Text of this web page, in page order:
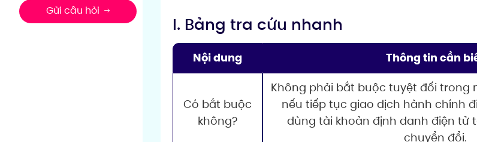
Gửi câu hỏi
I. Bảng tra cứu nhanh
Nội dung Thông tin cần
Có bắt buộc
không?
Không phải bắt buộc tuyệt đối trong
nếu tiếp tục giao dịch hành chính
dùng tài khoản định danh điện tử
chuyển đổi.